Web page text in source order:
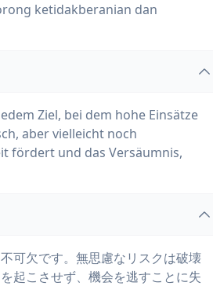
ketidakberanian dan
Ziel, bei dem hohe Einsätze
aber vielleicht noch
fördert und das Versäumnis,
可欠です。無思慮なリスクは破壊
起こさせず、機会を逃すことに失